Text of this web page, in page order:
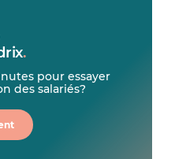
.
pour essayer
des salariés?